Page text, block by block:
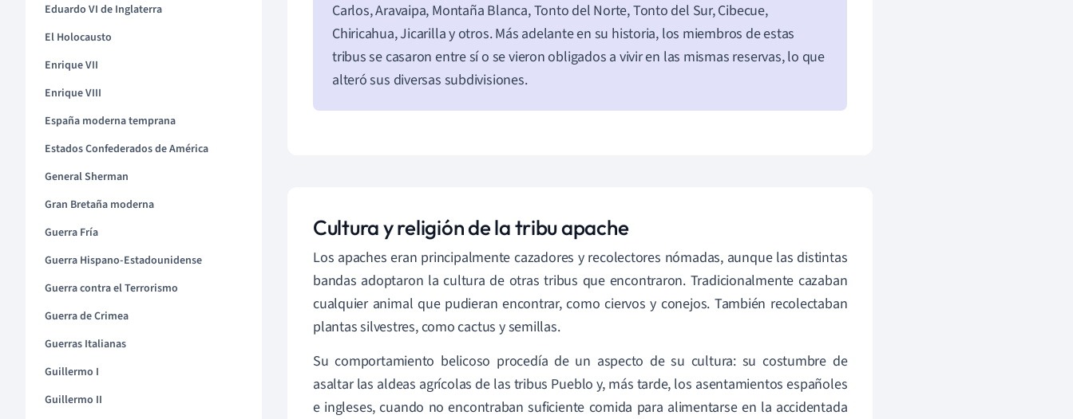
Eduardo VI de Inglaterra
El Holocausto
Enrique VII
Enrique VIII
España moderna temprana
Estados Confederados de América
General Sherman
Gran Bretaña moderna
Guerra Fría
Guerra Hispano-Estadounidense
Guerra contra el Terrorismo
Guerra de Crimea
Guerras Italianas
Guillermo I
Guillermo II
Carlos, Aravaipa, Montaña Blanca, Tonto del Norte, Tonto del Sur, Cibecue,
Chiricahua, Jicarilla y otros. Más adelante en su historia, los miembros de estas
tribus se casaron entre sí o se vieron obligados a vivir en las mismas reservas, lo que
alteró sus diversas subdivisiones.
Cultura y religión de la tribu apache
Los apaches eran principalmente cazadores y recolectores nómadas, aunque las distintas
bandas adoptaron la cultura de otras tribus que encontraron. Tradicionalmente cazaban
cualquier animal que pudieran encontrar, como ciervos y conejos. También recolectaban
plantas silvestres, como cactus y semillas.
Su comportamiento belicoso procedía de un aspecto de su cultura: su costumbre de
asaltar las aldeas agrícolas de las tribus Pueblo y, más tarde, los asentamientos españoles
e ingleses, cuando no encontraban suficiente comida para alimentarse en la accidentada